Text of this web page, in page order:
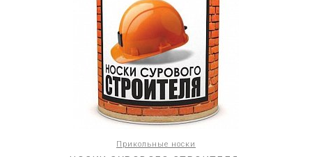
Прикольные носки